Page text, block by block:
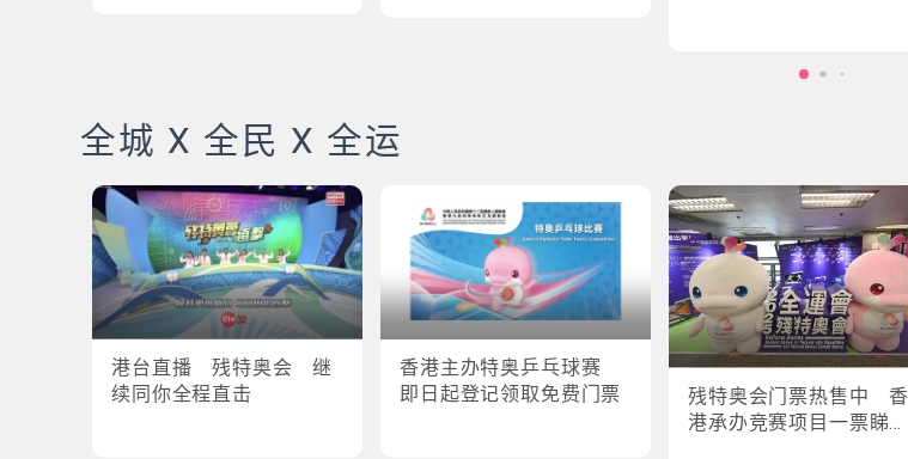
全城 X 全民 X 全运
港台直播 残特奥会 继
续同你全程直击
香港主办特奥乒乓球赛
即日起登记领取免费门票
残特奥会门票热售中 香
港承办竞赛项目一票睇所